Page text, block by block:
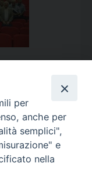
>>
s
d
per
anche per
semplici",
e
nella